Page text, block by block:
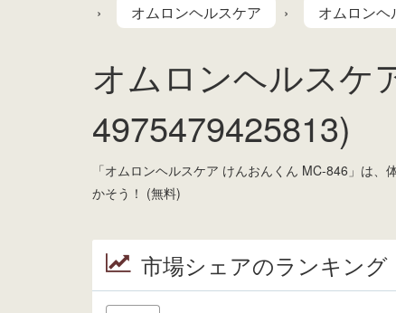
オムロンヘルスケア オムロン
オムロンヘルスケ
4975479425813)
「オムロンヘルスケア けんおんくん MC-846」は
かそう！ (無料)
市場シェアのランキング